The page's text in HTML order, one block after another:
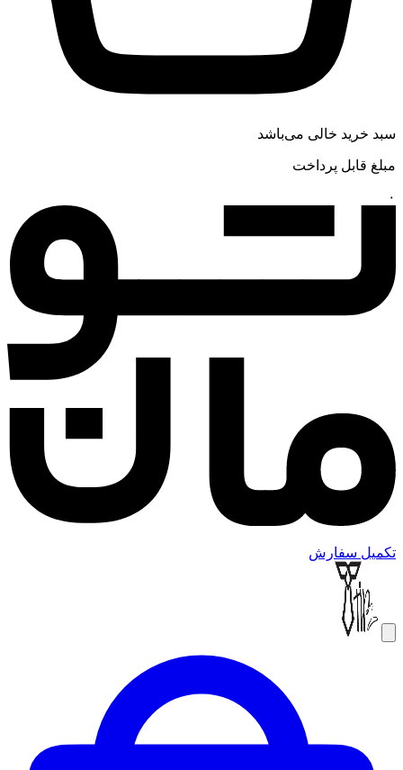
سبد خرید خالی می‌باشد
مبلغ قابل پرداخت
۰
تکمیل سفارش